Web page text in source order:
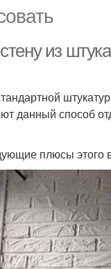
из
данный способ
плюсы этого